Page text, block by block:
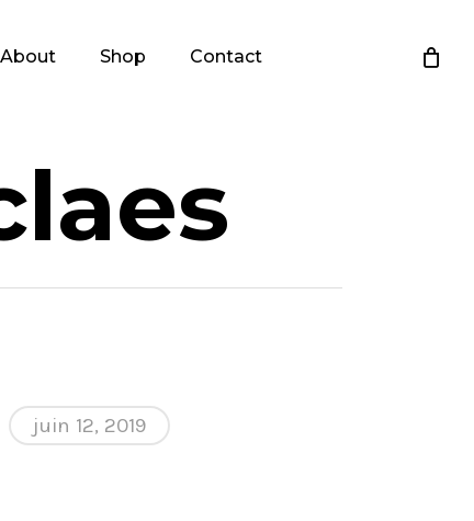
About Shop Contact
juin 12, 2019